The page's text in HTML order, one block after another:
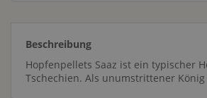
Beschreibung
Hopfenpellets Saaz ist ein typischer
Tschechien. Als unumstrittener König